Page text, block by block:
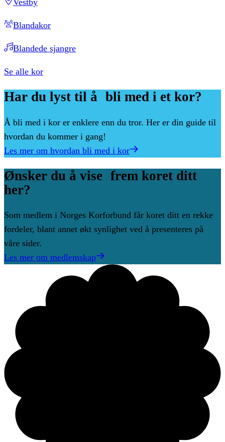
Blandakor
Blandede sjangre
Se alle kor
Har du lyst til å bli med i et kor?
Å bli med i kor er enklere enn du tror. Her er din guide til
hvordan du kommer i gang!
Les mer om hvordan bli med i kor
Ønsker du å vise frem koret ditt
her?
Som medlem i Norges Korforbund får koret ditt en rekke
fordeler, blant annet økt synlighet ved å presenteres på
våre sider.
Les mer om medlemskap